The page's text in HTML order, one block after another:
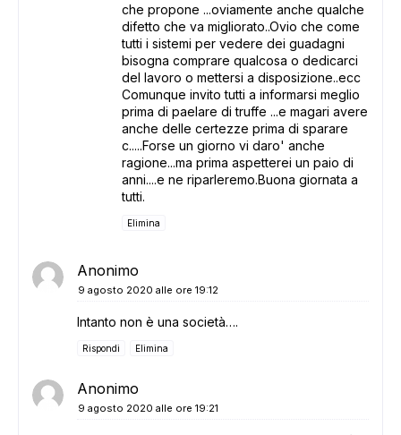
che propone ...oviamente anche qualche
difetto che va migliorato..Ovio che come
tutti i sistemi per vedere dei guadagni
bisogna comprare qualcosa o dedicarci
del lavoro o mettersi a disposizione..ecc
Comunque invito tutti a informarsi meglio
prima di paelare di truffe ...e magari avere
anche delle certezze prima di sparare
c.....Forse un giorno vi daro' anche
ragione...ma prima aspetterei un paio di
anni....e ne riparleremo.Buona giornata a
tutti.
Elimina
Anonimo
9 agosto 2020 alle ore 19:12
Intanto non è una società….
Rispondi Elimina
Anonimo
9 agosto 2020 alle ore 19:21